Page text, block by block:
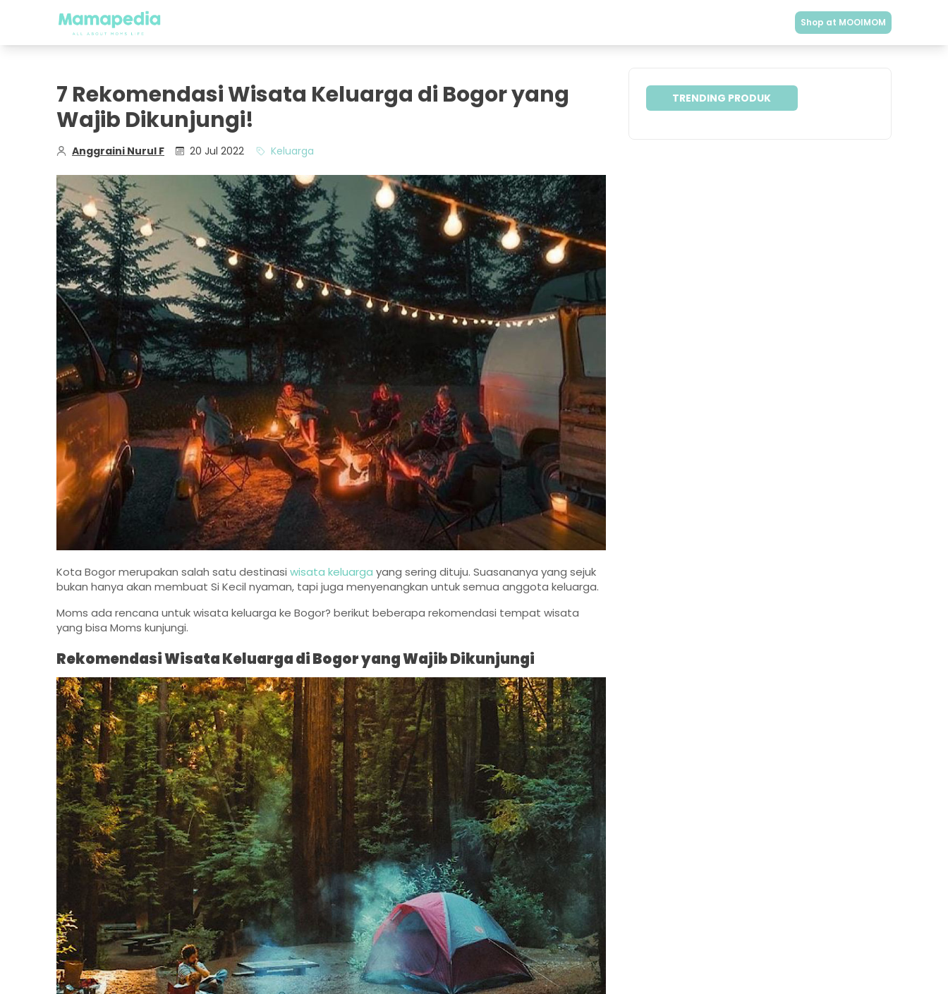
Shop at MOOIMOM
7 Rekomendasi Wisata Keluarga di Bogor yang
Wajib Dikunjungi!
Anggraini Nurul F 20 Jul 2022 Keluarga
Kota Bogor merupakan salah satu destinasi wisata keluarga yang sering dituju. Suasananya yang sejuk
bukan hanya akan membuat Si Kecil nyaman, tapi juga menyenangkan untuk semua anggota keluarga.
Moms ada rencana untuk wisata keluarga ke Bogor? berikut beberapa rekomendasi tempat wisata
yang bisa Moms kunjungi.
Rekomendasi Wisata Keluarga di Bogor yang Wajib Dikunjungi
TRENDING PRODUK